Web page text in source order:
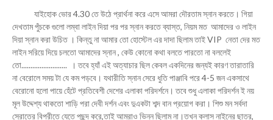
যাইহোক ভোর 4.30 তে উঠে প্রার্থনা করে এসে আমরা দৌরতাম স্নান করতে। গিয়া
দেখতাম পুঁচকে গুলো লম্বা লাইন দিয়া পর পর স্নান করতে ব্যাস্ত, নিয়ম মত আমাদের ও লাইন
দিয়া স্নান করা উচিত । কিন্তু না আমার তো হোস্টেল এর দাদা ছিলাম তাই VIP নেতা দের মত
লাইন সরিয়ে দিয়ে চলতো আমাদের স্নান , কেউ কোনো কথা বলতে পারতো না বললেই
তো......................... । তবে হ্যাঁ এই অত্যাচার ছিল কেবল একদিনের জন্যই কারণ তারাতারি
না বেরোলে সময় টা যে কম পড়বে। যথারীতি স্নান সেরে ধুতি পাঞ্জাবি পরে 4-5 জন একসাথে
বেরোনো হলো পায়ে হেঁটে প্রতিবেশী দেশের এলাকা পরিদর্শনে। তবে শুধু এলাকা পরিদর্শন ই নয়
মূল উদ্দেশ্য থাকতো শাড়ি পরা দেবী দর্শন এবং দুএকটা শব্দ বান প্রয়োগ করা। শিশু মন সর্বদা
স্রোতের বিপরীতে যেতে পছন্দ করে,তাই আমরাও ভিন্ন ছিলাম না।তখন ক্লাস নাইনের ছাত্র,